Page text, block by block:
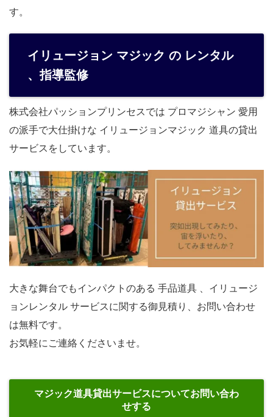
す。
イリュージョン マジック の レンタル
、指導監修
株式会社パッションプリンセスでは プロマジシャン 愛用
の派手で大仕掛けな イリュージョンマジック 道具の貸出
サービスをしています。
大きな舞台でもインパクトのある 手品道具 、イリュージ
ョンレンタル サービスに関する御見積り、お問い合わせ
は無料です。
お気軽にご連絡くださいませ。
マジック道具貸出サービスについてお問い合わ
せする